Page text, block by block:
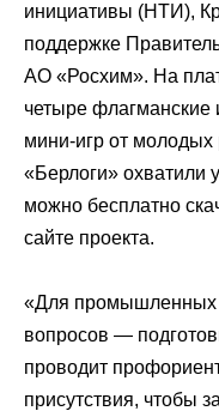
инициативы (НТИ),
поддержке
АО «Росхим». На
четыре флагманские
мини-игр от молодых
«Берлоги» охватили
можно бесплатно
сайте проекта.
«Для промышленных
вопросов —
проводит
присутствия, чтобы